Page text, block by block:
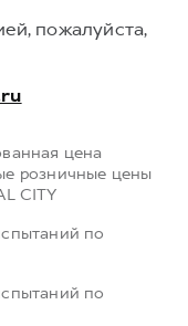
пожалуйста,
цена
розничные цены
CITY
по
по